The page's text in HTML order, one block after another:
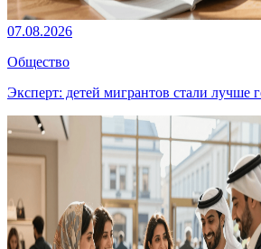
07.08.2026
Общество
Эксперт: детей мигрантов стали лучше